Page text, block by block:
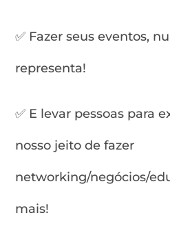
✅ Fazer seus eventos,
representa!
✅ E levar pessoas para
nosso jeito de fazer
networking/negócios/
mais!